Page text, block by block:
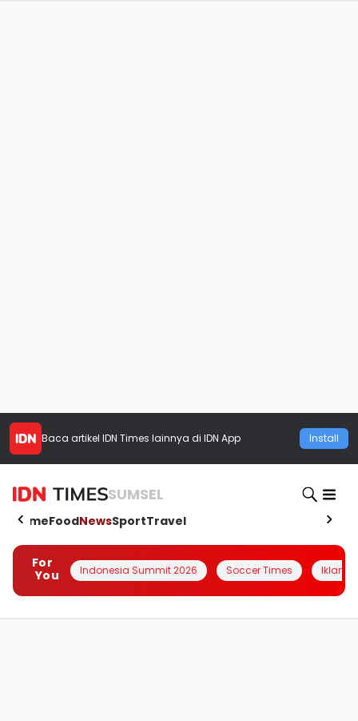
Baca artikel IDN Times lainnya di IDN App Install
SUMSEL
HomeFoodNewsSportTravel
For
You
Indonesia Summit 2026 Soccer Times Iklanin